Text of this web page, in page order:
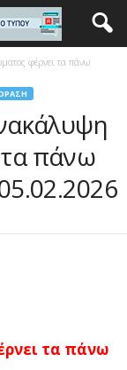
φέρνει τα πάνω
πάνω
τα πάνω